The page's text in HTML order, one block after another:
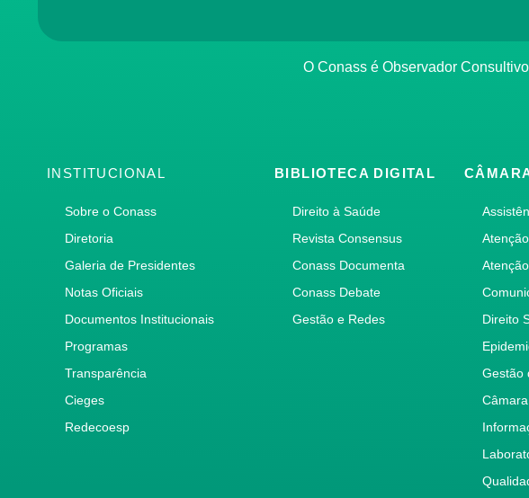
O Conass é Observador
INSTITUCIONAL
Sobre o Conass
Diretoria
Galeria de Presidentes
Notas Oficiais
Documentos Institucionais
Programas
Transparência
Cieges
Redecoesp
BIBLIOTECA DIGITAL
Direito à Saúde
Revista Consensus
Conass Documenta
Conass Debate
Gestão e Redes
Direito
Gestão